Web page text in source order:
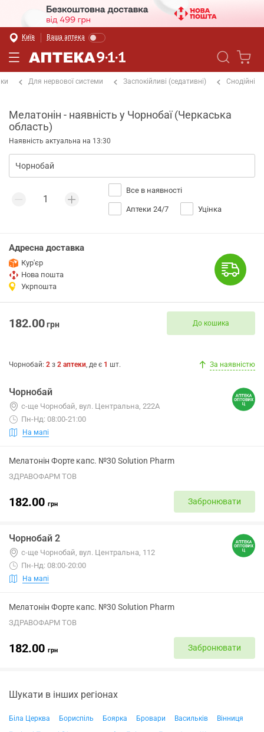
Київ Ваша аптека
Для нервової системи Заспокійливі (седативні) Снодійні
Мелатонін - наявність у Чорнобаї (Черкаська
область)
Наявність актуальна на 13:30
Все в наявності
Аптеки 24/7 Уцінка
Адресна доставка
Кур'єр
Нова пошта
Укрпошта
182.00грн До кошика
Чорнобай: 2 з 2 аптеки, де є 1 шт. За наявністю
Чорнобай
с-ще Чорнобай, вул. Центральна, 222А
Пн-Нд: 08:00-21:00
На мапі
Мелатонін Форте капс. №30 Solution Pharm
ЗДРАВОФАРМ ТОВ
182.00 грн Забронювати
Чорнобай 2
с-ще Чорнобай, вул. Центральна, 112
Пн-Нд: 08:00-20:00
На мапі
Мелатонін Форте капс. №30 Solution Pharm
ЗДРАВОФАРМ ТОВ
182.00 грн Забронювати
Шукати в інших регіонах
Біла Церква Бориспіль Боярка Бровари Васильків
Вінниця